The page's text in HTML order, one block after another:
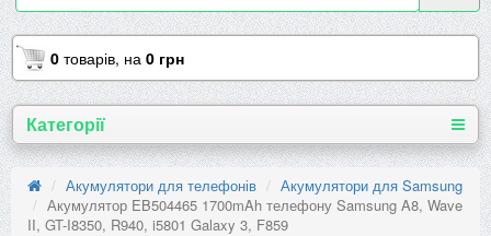
0 товарів, на 0 грн
Категорії
Акумулятори для телефонів
Акумулятори для Samsung
Акумулятор EB504465 1700mAh телефону Samsung A8, Wave
II, GT-I8350, R940, i5801 Galaxy 3, F859